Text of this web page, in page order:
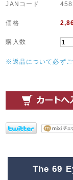
JANコード
価格
購入数
※返品について必ず
The 69